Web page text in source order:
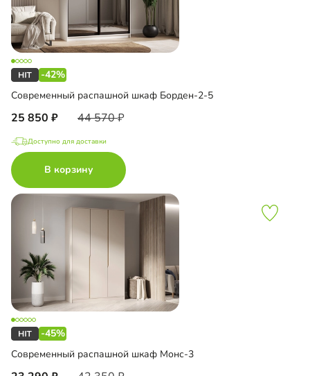
-42%
Современный распашной шкаф Борден-2-5
25 850 44 570
Доступно для доставки
В корзину
-45%
Современный распашной шкаф Монс-3